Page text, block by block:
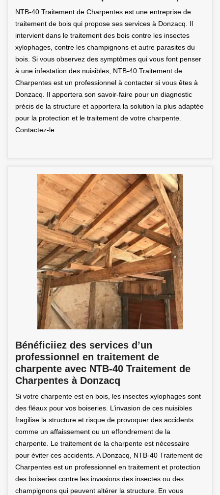
NTB-40 Traitement de Charpentes est une entreprise de
traitement de bois qui propose ses services à Donzacq. Il
intervient dans le traitement des bois contre les insectes
xylophages, contre les champignons et autre parasites du
bois. Si vous observez des symptômes qui vous font penser
à une infestation des nuisibles, NTB-40 Traitement de
Charpentes est un professionnel à contacter si vous êtes à
Donzacq. Il apportera son savoir-faire pour un diagnostic
précis de la structure et apportera la solution la plus adaptée
pour la protection et le traitement de votre charpente.
Contactez-le.
Bénéficiiez des services d’un
professionnel en traitement de
charpente avec NTB-40 Traitement de
Charpentes à Donzacq
Si votre charpente est en bois, les insectes xylophages sont
des fléaux pour vos boiseries. L’invasion de ces nuisibles
fragilise la structure et risque de provoquer des accidents
comme un affaissement ou un effondrement de la
charpente. Le traitement de la charpente est nécessaire
pour éviter ces accidents. A Donzacq, NTB-40 Traitement de
Charpentes est un professionnel en traitement et protection
des boiseries contre les invasions des insectes ou des
champignons qui peuvent altérer la structure. En vous